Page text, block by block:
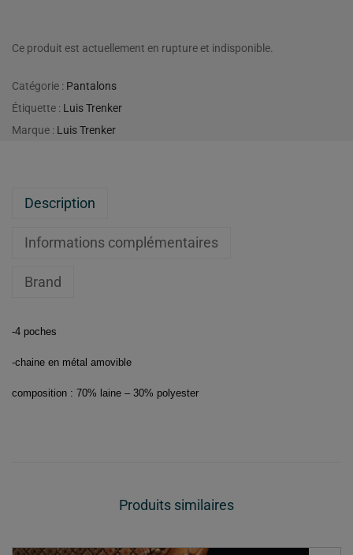
Ce produit est actuellement en rupture et indisponible.
Catégorie : Pantalons
Étiquette : Luis Trenker
Marque : Luis Trenker
Description
Informations complémentaires
Brand
-4 poches
-chaine en métal amovible
composition : 70% laine – 30% polyester
Produits similaires